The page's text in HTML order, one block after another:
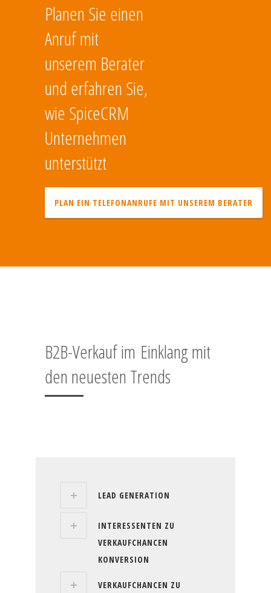
Planen Sie einen
Anruf mit
unserem Berater
und erfahren Sie,
wie SpiceCRM
Unternehmen
unterstützt
PLAN EIN TELEFONANRUFE MIT UNSEREM BERATER
B2B-Verkauf im Einklang mit
den neuesten Trends
LEAD GENERATION
INTERESSENTEN ZU
VERKAUFCHANCEN
KONVERSION
VERKAUFCHANCEN ZU